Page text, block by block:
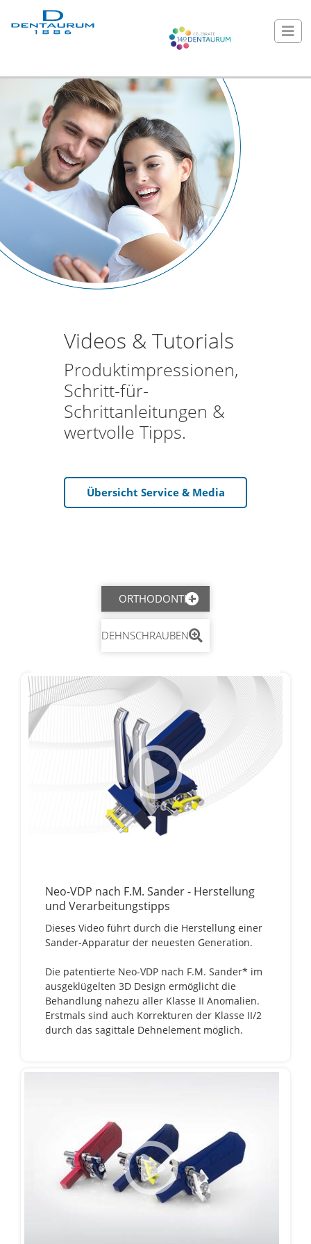
Videos & Tutorials
Produktimpressionen,
Schritt-für-
Schrittanleitungen &
wertvolle Tipps.
Übersicht Service & Media
ORTHODONTIE
DEHNSCHRAUBEN
Neo-VDP nach F.M. Sander - Herstellung
und Verarbeitungstipps
Dieses Video führt durch die Herstellung einer
Sander-Apparatur der neuesten Generation.
Die patentierte Neo-VDP nach F.M. Sander* im
ausgeklügelten 3D Design ermöglicht die
Behandlung nahezu aller Klasse II Anomalien.
Erstmals sind auch Korrekturen der Klasse II/2
durch das sagittale Dehnelement möglich.